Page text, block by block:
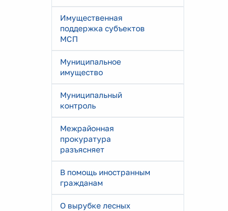
Имущественная
поддержка субъектов
МСП
Муниципальное
имущество
Муниципальный
контроль
Межрайонная
прокуратура
разъясняет
В помощь иностранным
гражданам
О вырубке лесных